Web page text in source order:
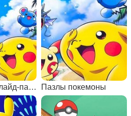
Покемоны: слайд-пазлы Пазлы покемоны